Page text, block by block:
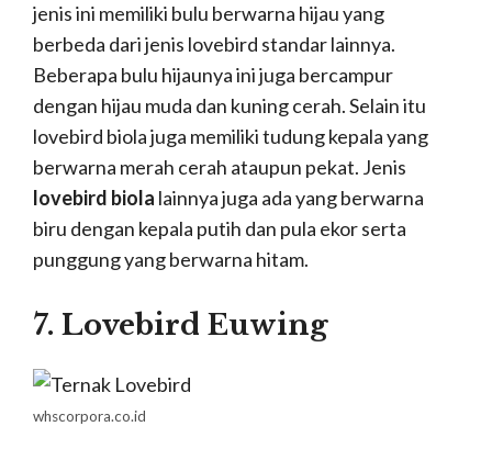
jenis ini memiliki bulu berwarna hijau yang
berbeda dari jenis lovebird standar lainnya.
Beberapa bulu hijaunya ini juga bercampur
dengan hijau muda dan kuning cerah. Selain itu
lovebird biola juga memiliki tudung kepala yang
berwarna merah cerah ataupun pekat. Jenis
lovebird biola lainnya juga ada yang berwarna
biru dengan kepala putih dan pula ekor serta
punggung yang berwarna hitam.
7. Lovebird Euwing
whscorpora.co.id